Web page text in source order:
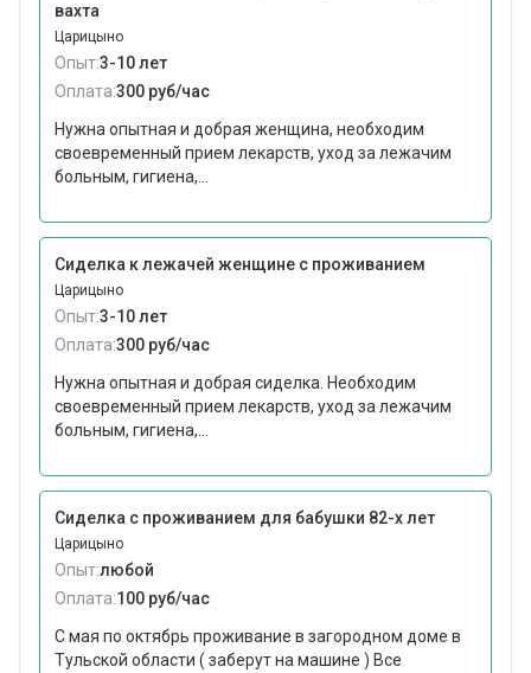
вахта
Царицыно
Опыт:3-10 лет
Оплата:300 руб/час
Нужна опытная и добрая женщина, необходим
своевременный прием лекарств, уход за лежачим
больным, гигиена,...
Сиделка к лежачей женщине с проживанием
Царицыно
Опыт:3-10 лет
Оплата:300 руб/час
Нужна опытная и добрая сиделка. Необходим
своевременный прием лекарств, уход за лежачим
больным, гигиена,...
Сиделка с проживанием для бабушки 82-х лет
Царицыно
Опыт:любой
Оплата:100 руб/час
С мая по октябрь проживание в загородном доме в
Тульской области ( заберут на машине ) Все